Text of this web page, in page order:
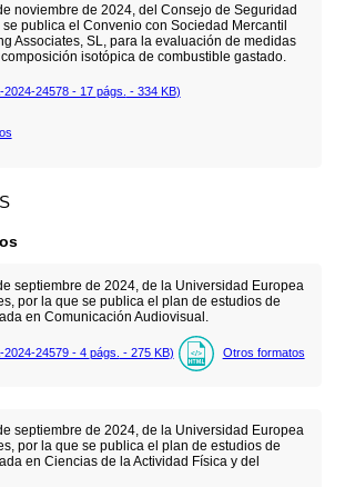
noviembre de 2024, del Consejo de Seguridad
se publica el Convenio con Sociedad Mercantil
Associates, SL, para la evaluación de medidas
isotópica de combustible gastado.
2024-24578 - 17 págs. - 334 KB)
septiembre de 2024, de la Universidad Europea
por la que se publica el plan de estudios de
en Comunicación Audiovisual.
2024-24579 - 4 págs. - 275 KB) Otros formatos
septiembre de 2024, de la Universidad Europea
por la que se publica el plan de estudios de
en Ciencias de la Actividad Física y del